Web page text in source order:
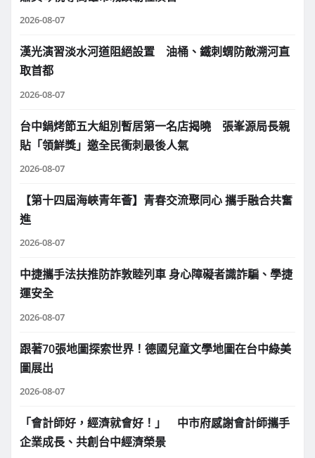
2026-08-07
漢光演習淡水河道阻絕設置 油桶、鐵刺蝟防敵溯河直
取首都
2026-08-07
台中鍋烤節五大組別暫居第一名店揭曉 張峯源局長親
貼「領鮮獎」邀全民衝刺最後人氣
2026-08-07
【第十四屆海峽青年薈】青春交流聚同心 攜手融合共奮
進
2026-08-07
中捷攜手法扶推防詐敦睦列車 身心障礙者識詐騙、學捷
運安全
2026-08-07
跟著70張地圖探索世界！德國兒童文學地圖在台中綠美
圖展出
2026-08-07
「會計師好，經濟就會好！」 中市府感謝會計師攜手
企業成長、共創台中經濟榮景